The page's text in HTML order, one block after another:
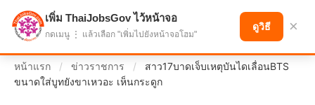
แบ่งปันโอกาส เพื่ออนาคตที่ก้าวหน้า
หน้าแรก / ข่าวราชการ /
สาว17บาดเจ็บเหตุบันไดเลื่อนBTS
ขนาดใส่บูทยังขาเหวอะ เห็นกระดูก
เพิ่ม ThaiJobsGov ไว้หน้าจอ
กดเมนู ⋮ แล้วเลือก "เพิ่มไปยังหน้าจอโฮม"
ดูวิธี ×